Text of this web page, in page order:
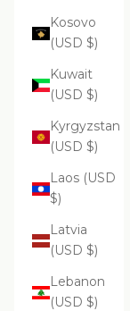
Kosovo
(USD $)
Kuwait
(USD $)
Kyrgyzstan
(USD $)
Laos (USD
$)
Latvia
(USD $)
Lebanon
(USD $)